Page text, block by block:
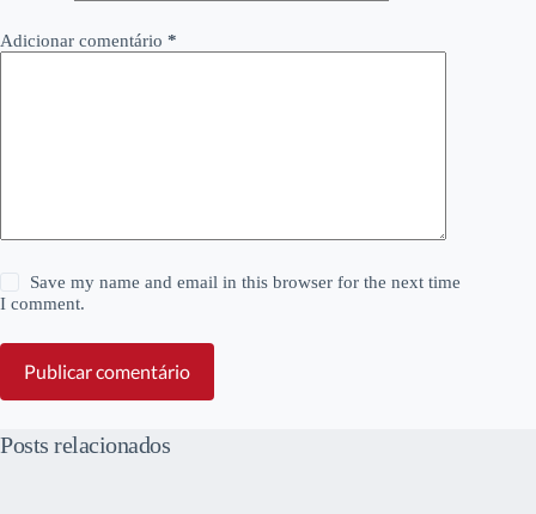
Adicionar comentário *
Save my name and email in this browser for the next time
I comment.
Publicar comentário
Posts relacionados